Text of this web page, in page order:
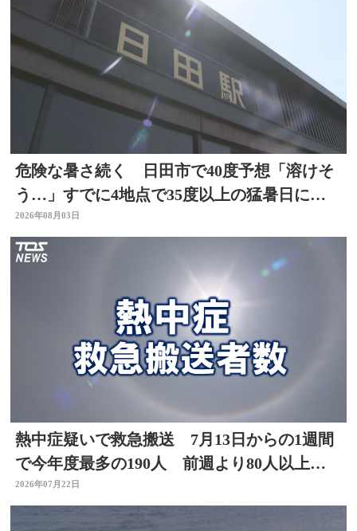
危険な暑さ続く 日田市で40度予想「溶けそ
う…」すでに4地点で35度以上の猛暑日に
大分
2026年08月03日
熱中症疑いで救急搬送 7月13日からの1週間
で今年度最多の190人 前週より80人以上
増 大分
2026年07月22日